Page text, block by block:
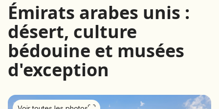
ARABIE SAOUDITE
ARMÉNIE
AZERBAÏDJAN
BANGLADESH
BÉNIN
BOLIVIE
Émirats arabes unis :
désert, culture
bédouine et musées
d'exception